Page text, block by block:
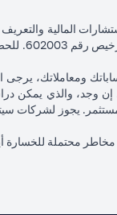
وسيط تداول في
ومعاملاتك،
وجد، والذي يمكن
يجوز
مخاطر محتملة للخسارة